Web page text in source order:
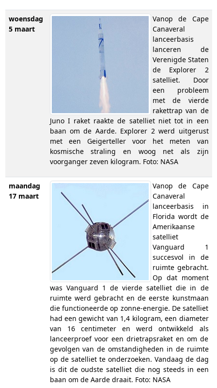
woensdag
5 maart
Vanop de Cape
Canaveral
lanceerbasis
lanceren de
Verenigde Staten
de Explorer 2
satelliet. Door
een probleem
met de vierde
rakettrap van de
Juno I raket raakte de satelliet niet tot in een
baan om de Aarde. Explorer 2 werd uitgerust
met een Geigerteller voor het meten van
kosmische straling en woog net als zijn
voorganger zeven kilogram. Foto: NASA
maandag
17 maart
Vanop de Cape
Canaveral
lanceerbasis in
Florida wordt de
Amerikaanse
satelliet
Vanguard 1
succesvol in de
ruimte gebracht.
Op dat moment
was Vanguard 1 de vierde satelliet die in de
ruimte werd gebracht en de eerste kunstmaan
die functioneerde op zonne-energie. De satelliet
had een gewicht van 1,4 kilogram, een diameter
van 16 centimeter en werd ontwikkeld als
lanceerproef voor een drietrapsraket en om de
gevolgen van de omstandigheden in de ruimte
op de satelliet te onderzoeken. Vandaag de dag
is dit de oudste satelliet die nog steeds in een
baan om de Aarde draait. Foto: NASA